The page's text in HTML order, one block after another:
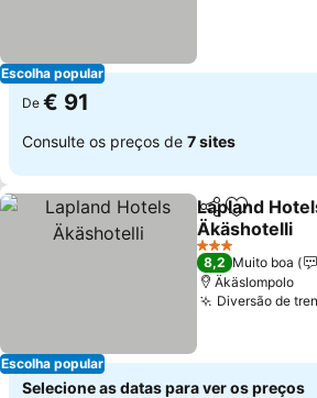
Escolha popular
De € 91
Consulte os preços de 7 sites
Escolha popular
PartilharAdicionar
Lapland
Äkäshotelli
Ver preços
3 Estrelas
8,2 Muito boa
Äkäslompolo
Diversão de
Selecione as datas para ver os preços